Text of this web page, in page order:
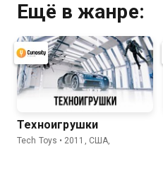
Ещё в жанре:
Техноигрушки
Tech Toys • 2011, США,